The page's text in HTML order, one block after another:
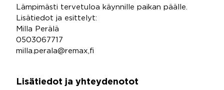
Lämpimästi tervetuloa käynnille paikan päälle.
Lisätiedot ja esittelyt:
Milla Perälä
0503067717
milla.perala@remax,fi
Lisätiedot ja yhteydenotot